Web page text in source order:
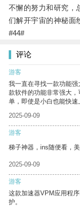
不懈的努力和研究，
们解开宇宙的神秘面
#44#
评论
游客
我一直在寻找一款功能
款软件的功能非常强大
单，即使是小白也能快速
2025-09-09
游客
梯子神器，ins随便看，美
2025-09-09
游客
这款加速器VPM应用程
护。